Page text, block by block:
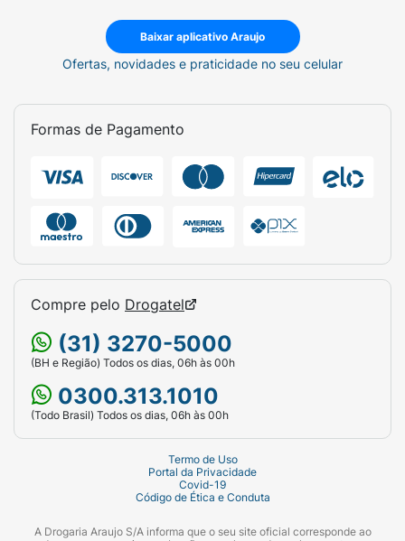
Baixar aplicativo Araujo
Ofertas, novidades e praticidade no seu celular
Formas de Pagamento
Compre pelo Drogatel
(31) 3270-5000
(BH e Região) Todos os dias, 06h às 00h
0300.313.1010
(Todo Brasil) Todos os dias, 06h às 00h
Termo de Uso
Portal da Privacidade
Covid-19
Código de Ética e Conduta
A Drogaria Araujo S/A informa que o seu site oficial corresponde ao